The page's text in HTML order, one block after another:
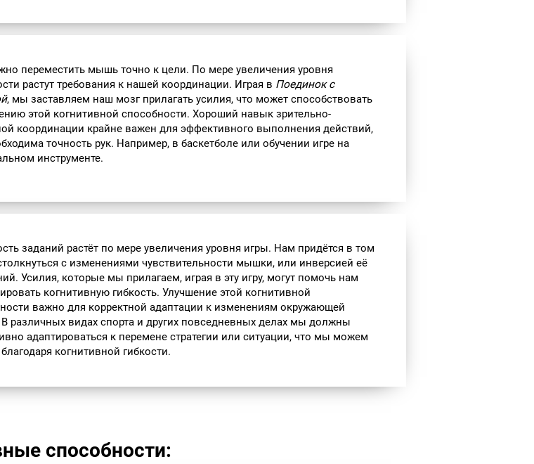
переместить мышь точно к цели. По мере увеличения уровня
растут требования к нашей координации. Играя в Поединок с
, мы заставляем наш мозг прилагать усилия, что может способствовать
этой когнитивной способности. Хороший навык зрительно-
координации крайне важен для эффективного выполнения действий,
точность рук. Например, в баскетболе или обучении игре на
инструменте.
заданий растёт по мере увеличения уровня игры. Нам придётся в том
с изменениями чувствительности мышки, или инверсией её
Усилия, которые мы прилагаем, играя в эту игру, могут помочь нам
когнитивную гибкость. Улучшение этой когнитивной
важно для корректной адаптации к изменениям окружающей
различных видах спорта и других повседневных делах мы должны
адаптироваться к перемене стратегии или ситуации, что мы можем
когнитивной гибкости.
способности: